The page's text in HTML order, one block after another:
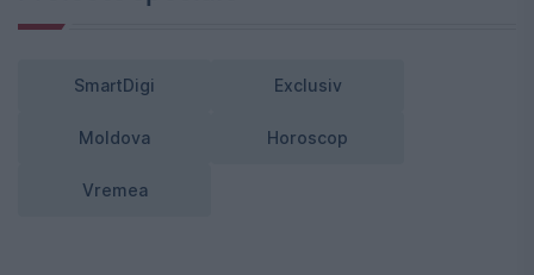
SmartDigi Exclusiv
Moldova Horoscop
Vremea